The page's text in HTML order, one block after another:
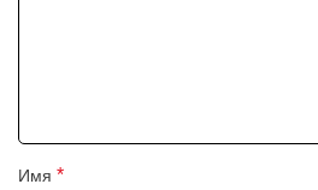
Имя *